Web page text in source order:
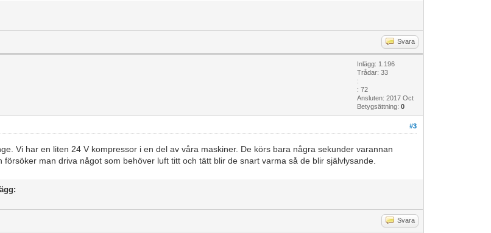
Svara
Inlägg: 1.196
Trådar: 33
:
: 72
Ansluten: 2017 Oct
Betygsättning:0
#3
Vi har en liten 24 V kompressor i en del av våra maskiner. De körs bara några sekunder varannan
man driva något som behöver luft titt och tätt blir de snart varma så de blir självlysande.
Svara